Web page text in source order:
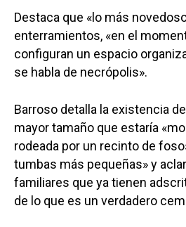
Destaca que «lo más
enterramientos, «en el
configuran un espacio
se habla de necrópolis».
Barroso detalla la existencia
mayor tamaño que estaría
rodeada por un recinto de
tumbas más pequeñas» y
familiares que ya tienen
de lo que es un verdadero